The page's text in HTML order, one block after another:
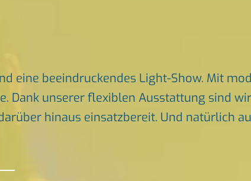
eine beeindruckendes Light-Show. Mit
Dank unserer flexiblen Ausstattung sind
hinaus einsatzbereit. Und natürlich